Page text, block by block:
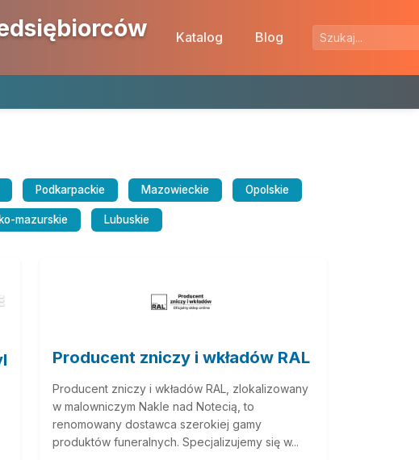
Katalog Blog
Podkarpackie Mazowieckie Opolskie
mazurskie Lubuskie
Producent zniczy i wkładów RAL
Producent zniczy i wkładów RAL, zlokalizowany
w malowniczym Nakle nad Notecią, to
renomowany dostawca szerokiej gamy
produktów funeralnych. Specjalizujemy się w...